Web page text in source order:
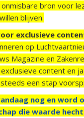
bron voor
blijven.
exclusieve
op
Magazine en
content en
een stap
nog en word
die waarde